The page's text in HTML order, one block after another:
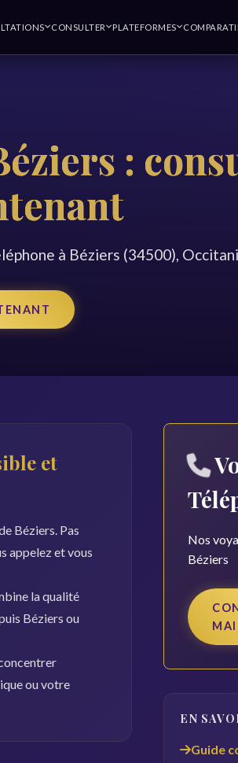
CONSULTER PLATEFORMES
:
à Béziers (34500),
et
Béziers. Pas
appelez et vous
la qualité
Béziers ou
ou votre
Nos
Béziers
EN
Guide